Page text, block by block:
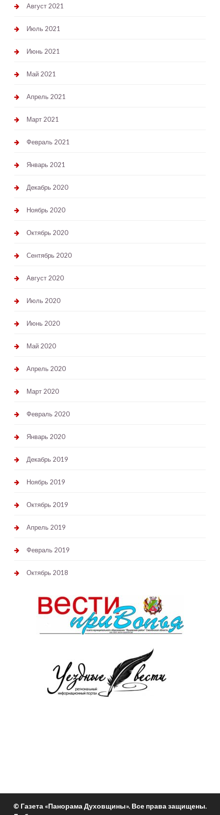
Август 2021
Июль 2021
Июнь 2021
Май 2021
Апрель 2021
Март 2021
Февраль 2021
Январь 2021
Декабрь 2020
Ноябрь 2020
Октябрь 2020
Сентябрь 2020
Август 2020
Июль 2020
Июнь 2020
Май 2020
Апрель 2020
Март 2020
Февраль 2020
Январь 2020
Декабрь 2019
Ноябрь 2019
Октябрь 2019
Апрель 2019
Февраль 2019
Октябрь 2018
© Газета «Панорама Духовщины». Все права защищены.